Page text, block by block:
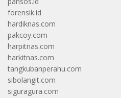
forensik.id
hardiknas.com
pakcoy.com
harpitnas.com
harkitnas.com
tangkubanperahu.com
sibolangit.com
siguragura.com